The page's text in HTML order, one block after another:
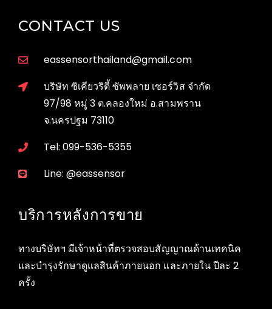
CONTACT US
eassensorthailand@gmail.com
บริษัท ซิเคียวริตี้ ซัพพลาย เซอร์วิส จำกัด
97/98 หมู่ 3 ต.คลองใหม่ อ.สามพราน
จ.นครปฐม 73110
Tel: 099-536-5355
Line: @eassensor
บริการหลังการขาย
ทางบริษัทฯ มีเจ้าหน้าที่ตรวจสอบสัญญาณด้านเทคนิค
และบำรุงรักษาดูแลสินค้าภายนอก และภายใน ปีละ 2
ครั้ง